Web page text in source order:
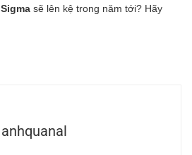
Sigma sẽ lên kệ trong năm tới? Hãy
anhquanal